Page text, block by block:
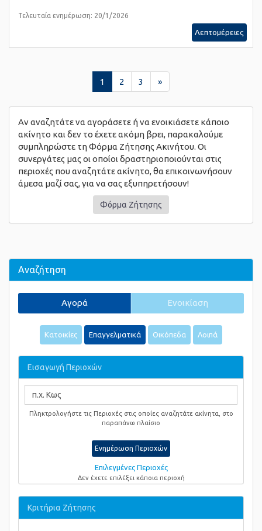
Τελευταία ενημέρωση: 20/1/2026
Λεπτομέρειες
1 2 3 »
Αν αναζητάτε να αγοράσετε ή να ενοικιάσετε κάποιο
ακίνητο και δεν το έχετε ακόμη βρει, παρακαλούμε
συμπληρώστε τη Φόρμα Ζήτησης Ακινήτου. Οι
συνεργάτες μας οι οποίοι δραστηριοποιούνται στις
περιοχές που αναζητάτε ακίνητο, θα επικοινωνήσουν
άμεσα μαζί σας, για να σας εξυπηρετήσουν!
Φόρμα Ζήτησης
Αναζήτηση
Αγορά Ενοικίαση
Κατοικίες Επαγγελματικά Οικόπεδα Λοιπά
Εισαγωγή Περιοχών
Πληκτρολογήστε τις Περιοχές στις οποίες αναζητάτε ακίνητα, στο
παραπάνω πλαίσιο
Ενημέρωση Περιοχών
Επιλεγμένες Περιοχές
Δεν έχετε επιλέξει κάποια περιοχή
Κριτήρια Ζήτησης